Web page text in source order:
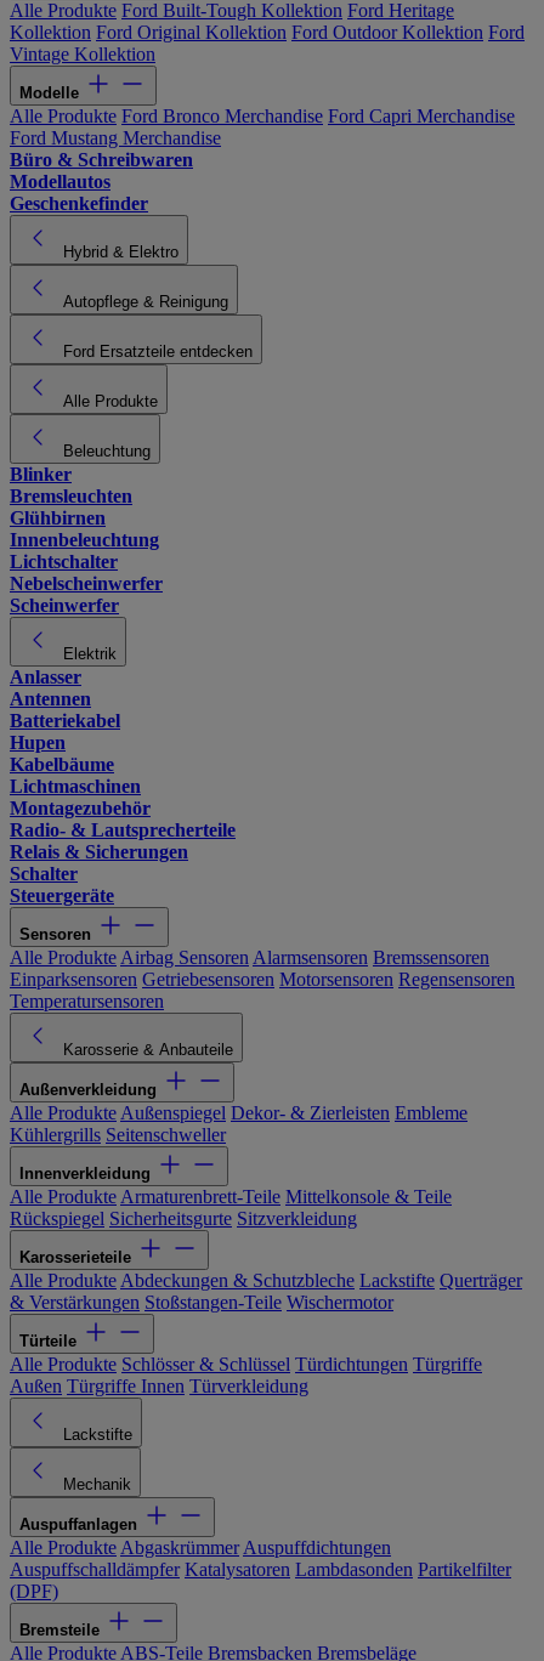
Alle Produkte Ford Built-Tough Kollektion Ford Heritage
Kollektion Ford Original Kollektion Ford Outdoor Kollektion Ford
Vintage Kollektion
Modelle
Alle Produkte Ford Bronco Merchandise Ford Capri Merchandise
Ford Mustang Merchandise
Büro & Schreibwaren
Modellautos
Geschenkefinder
Hybrid & Elektro
Autopflege & Reinigung
Ford Ersatzteile entdecken
Alle Produkte
Beleuchtung
Blinker
Bremsleuchten
Glühbirnen
Innenbeleuchtung
Lichtschalter
Nebelscheinwerfer
Scheinwerfer
Elektrik
Anlasser
Antennen
Batteriekabel
Hupen
Kabelbäume
Lichtmaschinen
Montagezubehör
Radio- & Lautsprecherteile
Relais & Sicherungen
Schalter
Steuergeräte
Sensoren
Alle Produkte Airbag Sensoren Alarmsensoren Bremssensoren
Einparksensoren Getriebesensoren Motorsensoren Regensensoren
Temperatursensoren
Karosserie & Anbauteile
Außenverkleidung
Alle Produkte Außenspiegel Dekor- & Zierleisten Embleme
Kühlergrills Seitenschweller
Innenverkleidung
Alle Produkte Armaturenbrett-Teile Mittelkonsole & Teile
Rückspiegel Sicherheitsgurte Sitzverkleidung
Karosserieteile
Alle Produkte Abdeckungen & Schutzbleche Lackstifte Querträger
& Verstärkungen Stoßstangen-Teile Wischermotor
Türteile
Alle Produkte Schlösser & Schlüssel Türdichtungen Türgriffe
Außen Türgriffe Innen Türverkleidung
Lackstifte
Mechanik
Auspuffanlagen
Alle Produkte Abgaskrümmer Auspuffdichtungen
Auspuffschalldämpfer Katalysatoren Lambdasonden Partikelfilter
(DPF)
Bremsteile
Alle Produkte ABS-Teile Bremsbacken Bremsbeläge